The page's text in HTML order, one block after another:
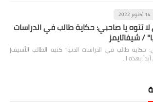
14 أكتوبر 2022
تتوه يا صاحبي: حكاية طالب في الدراسات
/ شيفاتايمز
طالب في الدراسات الدنيا" كتبه الطالب الأسيف|
بهذه ا…